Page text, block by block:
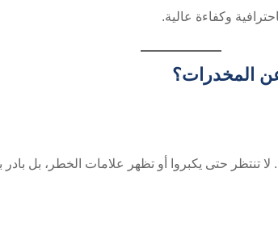
وكفاءة عالية.
عن المخدرات؟
لا تنتظر حتى يكبروا أو تظهر علامات الخطر، بل